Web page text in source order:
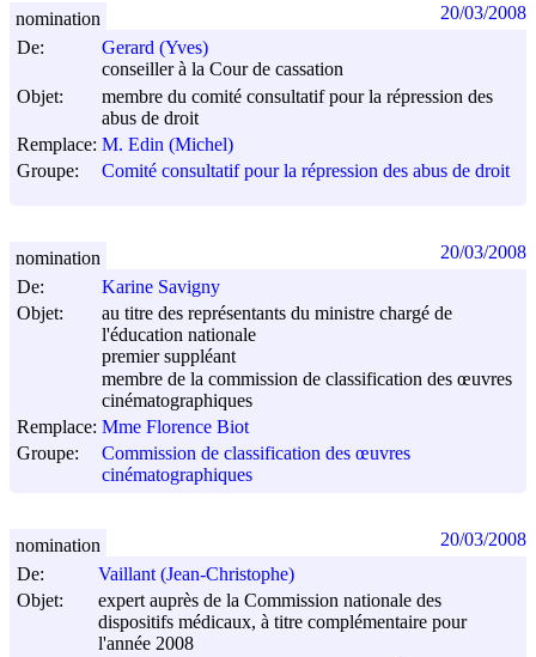
De:
Gerard (Yves)
conseiller à la Cour de cassation
Objet:
membre du comité consultatif pour la répression des
abus de droit
Remplace: M. Edin (Michel)
Groupe:
Comité consultatif pour la répression des abus de droit
nomination 20/03/2008
De:
Karine Savigny
Objet:
au titre des représentants du ministre chargé de
l'éducation nationale
premier suppléant
membre de la commission de classification des œuvres
cinématographiques
Remplace: Mme Florence Biot
Groupe:
Commission de classification des œuvres
cinématographiques
nomination 20/03/2008
De:
Vaillant (Jean-Christophe)
Objet:
expert auprès de la Commission nationale des
dispositifs médicaux, à titre complémentaire pour
l'année 2008
nomination 20/03/2008